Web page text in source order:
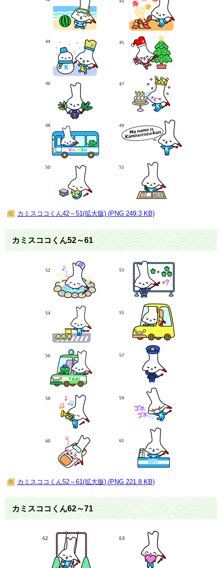
カミスココくん42～51(拡大版) (PNG 249.3 KB)
カミスココくん52～61
カミスココくん52～61(拡大版) (PNG 221.8 KB)
カミスココくん62～71